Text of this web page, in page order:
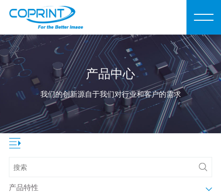
产品中心
我们的创新源自于我们对行业和客户的需求
产品特性